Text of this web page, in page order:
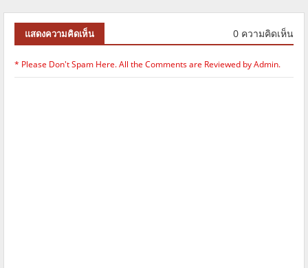
แสดงความคิดเห็น 0 ความคิดเห็น
* Please Don't Spam Here. All the Comments are Reviewed by Admin.